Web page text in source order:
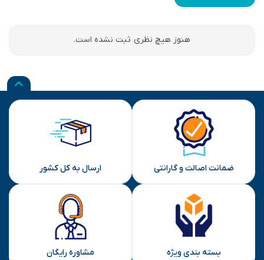
هنوز هیچ نظری ثبت نشده است.
ضمانت اصالت و گارانتی ارسال به کل کشور
بسته بندی ویژه مشاوره رایگان